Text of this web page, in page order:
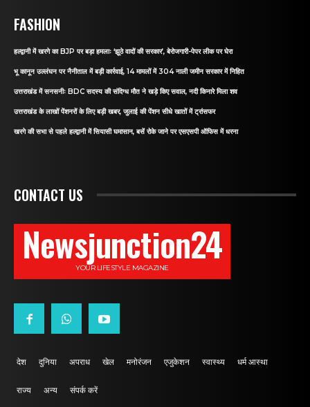
FASHION
हल्द्वानी में खरगे का BJP पर बड़ा हमलाः ‘झूठे वादों की सरकार’, बेरोजगारी-पेपर लीक पर घेरा
भू कानून उल्लंघन पर नैनीताल में बड़ी कार्रवाई, 14 मामलों में 304 नाली जमीन सरकार में निहित
उत्तराखंड में सनसनीः BDC सदस्य की संदिग्ध मौत ने खड़े किए सवाल, नदी किनारे मिला शव
उत्तराखंड के लाखों पेंशनरों के लिए बड़ी खबर, जुलाई की पेंशन सीधे खातों में ट्रांसफर
खरगे की सभा से पहले हल्द्वानी में सियासी घमासान, बसें रोके जाने पर एसएसपी ऑफिस में धरना
CONTACT US
Newsjunction24
YOUR LIFESTYLE MAGAZINE
देश दुनिया अपराध खेल मनोरंजन एजुकेशन स्वास्थ्य धर्म आस्था
राज्य अन्य संपर्क करें